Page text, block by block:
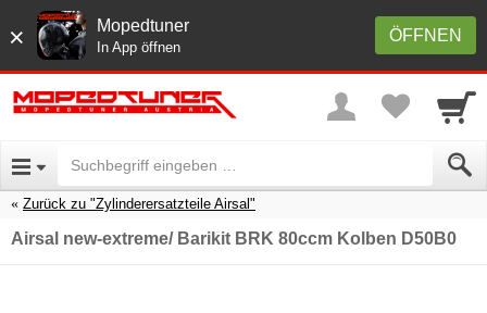
× ÖFFNEN
Mopedtuner
In App öffnen
Zurück zu "Zylinderersatzteile Airsal"
Airsal new-extreme/ Barikit BRK 80ccm Kolben D50B0